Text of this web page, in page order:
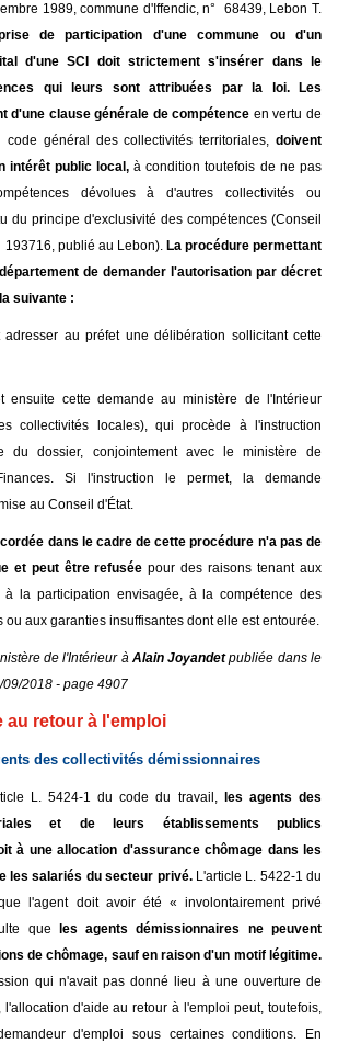
1989, commune d'Iffendic, n° 68439, Lebon T.
de participation d'une commune ou d'un
d'une SCI doit strictement s'insérer dans le
qui leurs sont attribuées par la loi. Les
d'une clause générale de compétence en vertu de
code général des collectivités territoriales, doivent
intérêt public local, à condition toutefois de ne pas
dévolues à d'autres collectivités ou
du principe d'exclusivité des compétences (Conseil
193716, publié au Lebon). La procédure permettant
de demander l'autorisation par décret
suivante :
au préfet une délibération sollicitant cette
ensuite cette demande au ministère de l'Intérieur
collectivités locales), qui procède à l'instruction
du dossier, conjointement avec le ministère de
Si l'instruction le permet, la demande
au Conseil d'État.
dans le cadre de cette procédure n'a pas de
et peut être refusée pour des raisons tenant aux
à la participation envisagée, à la compétence des
ou aux garanties insuffisantes dont elle est entourée.
de l'Intérieur à Alain Joyandetpubliée dans le
09/2018 - page 4907
au retour à l'emploi
des collectivités démissionnaires
L. 5424-1 du code du travail,
les agents des
et de leurs établissements publics
à une allocation d'assurance chômage dans les
les salariés du secteur privé. L'article L. 5422-1 du
l'agent doit avoir été « involontairement privé
que
les agents démissionnaires ne peuvent
de chômage, sauf en raison d'un motif légitime.
qui n'avait pas donné lieu à une ouverture de
d'aide au retour à l'emploi peut, toutefois,
d'emploi sous certaines conditions. En